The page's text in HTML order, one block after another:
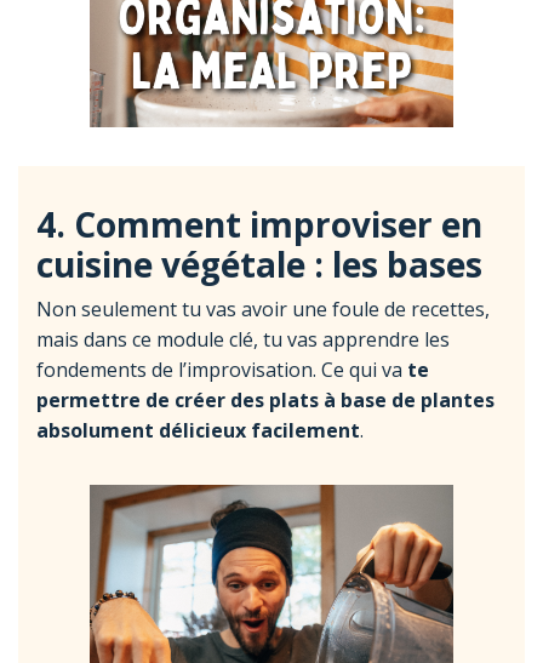
4. Comment improviser en
cuisine végétale : les bases
Non seulement tu vas avoir une foule de recettes,
mais dans ce module clé, tu vas apprendre les
fondements de l’improvisation. Ce qui va te
permettre de créer des plats à base de plantes
absolument délicieux facilement.